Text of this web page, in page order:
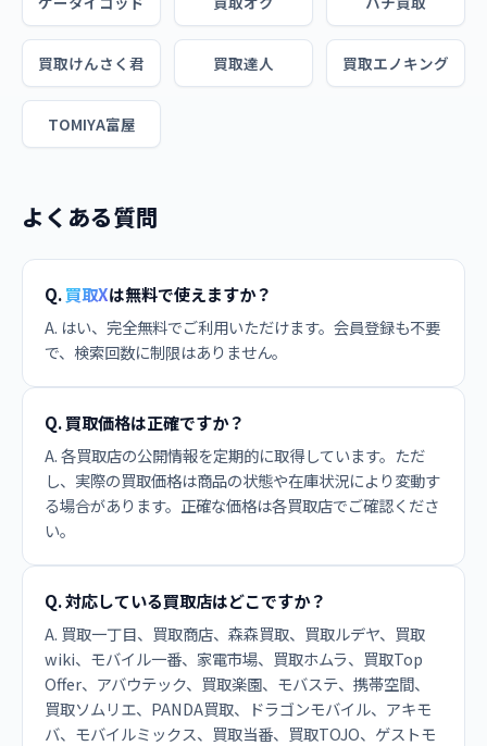
買取けんさく君 買取達人 買取エノキング
TOMIYA富屋
よくある質問
Q.買取Xは無料で使えますか？
A. はい、完全無料でご利用いただけます。会員登録も不要
で、検索回数に制限はありません。
Q. 買取価格は正確ですか？
A. 各買取店の公開情報を定期的に取得しています。ただ
し、実際の買取価格は商品の状態や在庫状況により変動す
る場合があります。正確な価格は各買取店でご確認くださ
い。
Q. 対応している買取店はどこですか？
A. 買取一丁目、買取商店、森森買取、買取ルデヤ、買取
wiki、モバイル一番、家電市場、買取ホムラ、買取Top
Offer、アバウテック、買取楽園、モバステ、携帯空間、
買取ソムリエ、PANDA買取、ドラゴンモバイル、アキモ
バ、モバイルミックス、買取当番、買取TOJO、ゲストモ